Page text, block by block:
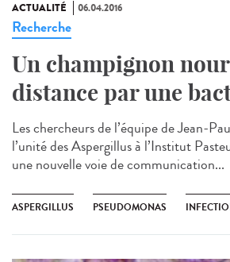
ACTUALITÉ 06.04.2016
Recherche
Un champignon
distance par une
Les chercheurs de l’équipe de Jean-
l’unité des Aspergillus à l’Institut
une nouvelle voie de communication...
ASPERGILLUS PSEUDOMONAS